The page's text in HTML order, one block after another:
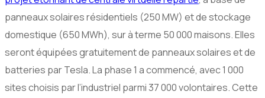
panneaux solaires résidentiels (250 MW) et de stockage
domestique (650 MWh), sur à terme 50 000 maisons. Elles
seront équipées gratuitement de panneaux solaires et de
batteries par Tesla. La phase 1 a commencé, avec 1 000
sites choisis par l’industriel parmi 37 000 volontaires. Cette